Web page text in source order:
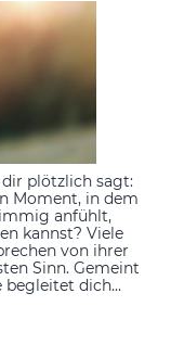
dir plötzlich sagt:
Moment, in dem
anfühlt,
kannst? Viele
von ihrer
Sinn. Gemeint
begleitet dich...